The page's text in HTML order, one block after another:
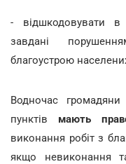
- відшкодовувати в
завдані
благоустрою
Водночас
пунктів мають
виконання робіт з
якщо невиконання